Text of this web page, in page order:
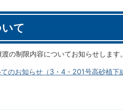
て
の制限内容についてお知らせします。
のお知らせ（3・4・201号高砂植下